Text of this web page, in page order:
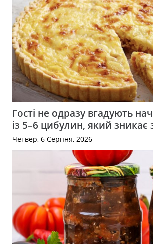
Гості не одразу вгадують
із 5–6 цибулин, який зникає
Четвер, 6 Серпня, 2026